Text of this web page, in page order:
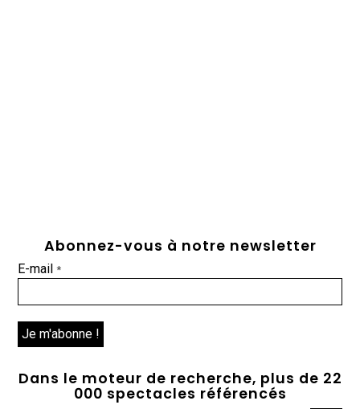
Abonnez-vous à notre newsletter
E-mail*
Dans le moteur de recherche, plus de 22
000 spectacles référencés